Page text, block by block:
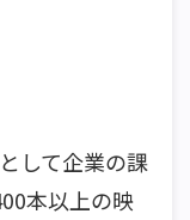
して企業の課
本以上の映